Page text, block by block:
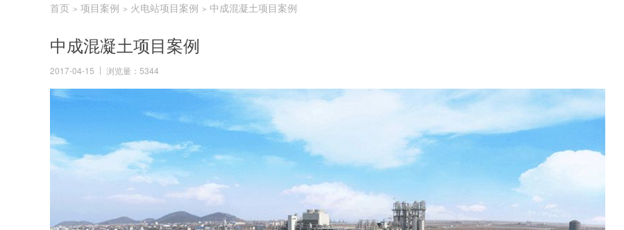
首页 > 项目案例 > 火电站项目案例 > 中成混凝土项目案例
中成混凝土项目案例
2017-04-15 浏览量：5344